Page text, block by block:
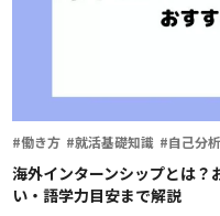
#働き方 #就活基礎知識 #自己分析
海外インターンシップとは
い・語学力目安まで解説